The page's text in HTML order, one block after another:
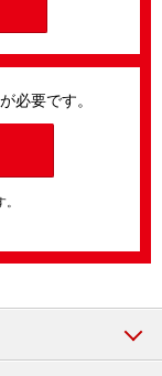
必要です。